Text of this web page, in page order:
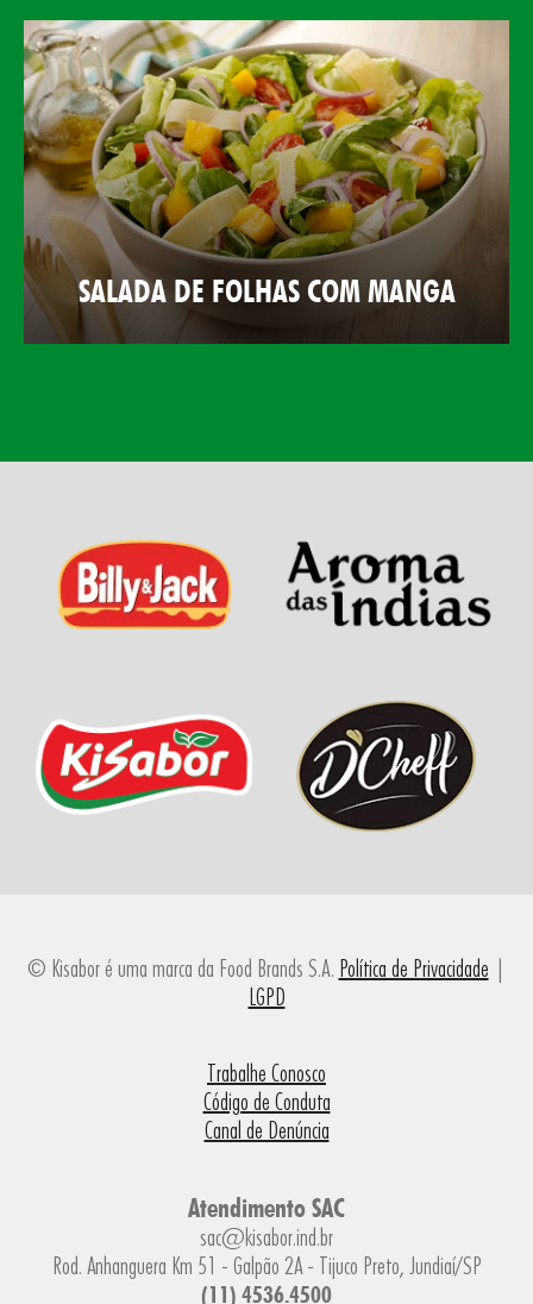
SALADA DE FOLHAS COM MANGA
© Kisabor é uma marca da Food Brands S.A. Política de Privacidade |
LGPD
Trabalhe Conosco
Código de Conduta
Canal de Denúncia
Atendimento SAC
sac@kisabor.ind.br
Rod. Anhanguera Km 51 - Galpão 2A - Tijuco Preto, Jundiaí/SP
(11) 4536.4500